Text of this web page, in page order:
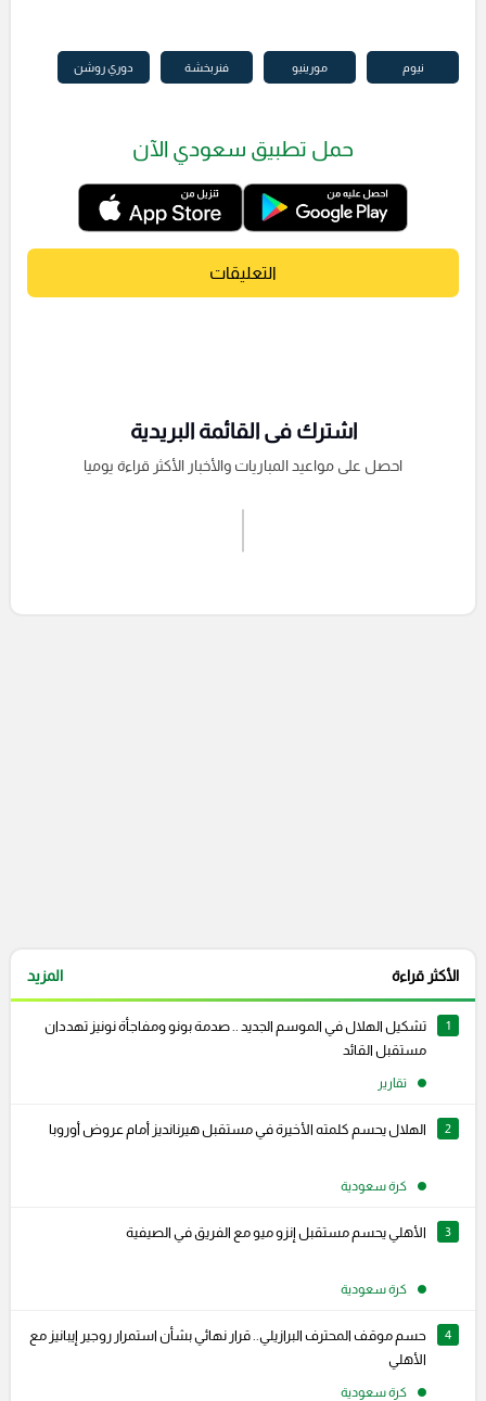
نيوم مورينيو فنربخشة دوري روشن
حمل تطبيق سعودي الآن
التعليقات
اشترك فى القائمة البريدية
احصل على مواعيد المباريات والأخبار الأكثر قراءة يوميا
الأكثر قراءة المزيد
1
تشكيل الهلال في الموسم الجديد .. صدمة بونو ومفاجأة نونيز تهددان
مستقبل القائد
تقارير
2 الهلال يحسم كلمته الأخيرة في مستقبل هيرنانديز أمام عروض أوروبا
كرة سعودية
3 الأهلي يحسم مستقبل إنزو ميو مع الفريق في الصيفية
كرة سعودية
4
حسم موقف المحترف البرازيلي.. قرار نهائي بشأن استمرار روجير إيبانيز مع
الأهلي
كرة سعودية